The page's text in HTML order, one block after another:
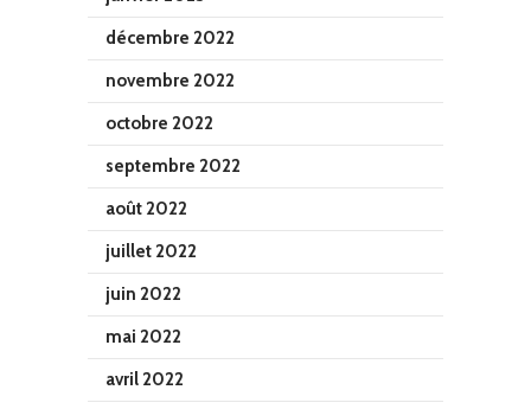
décembre 2022
novembre 2022
octobre 2022
septembre 2022
août 2022
juillet 2022
juin 2022
mai 2022
avril 2022